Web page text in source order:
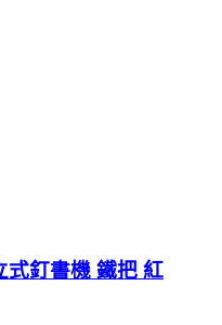
釘書機 鐵把 紅